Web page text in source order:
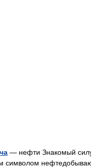
— нефти Знакомый
символом